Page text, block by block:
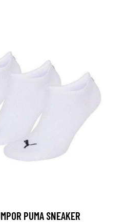
PUMA SNEAKER